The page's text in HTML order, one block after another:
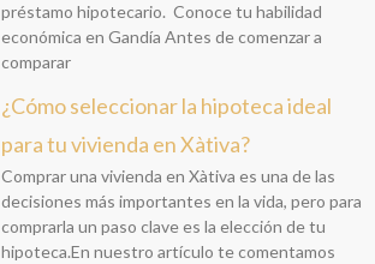
préstamo hipotecario. Conoce tu habilidad
económica en Gandía Antes de comenzar a
comparar
¿Cómo seleccionar la hipoteca ideal
para tu vivienda en Xàtiva?
Comprar una vivienda en Xàtiva es una de las
decisiones más importantes en la vida, pero para
comprarla un paso clave es la elección de tu
hipoteca.En nuestro artículo te comentamos